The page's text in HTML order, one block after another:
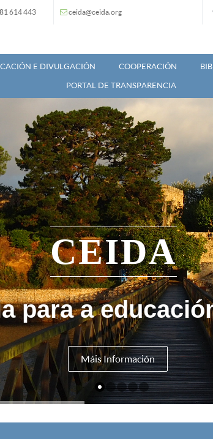
614 443 ceida@ceida.org
E DIVULGACIÓN COOPERACIÓN
PORTAL DE TRANSPARENCIA
para a
Máis Información
CEIDA